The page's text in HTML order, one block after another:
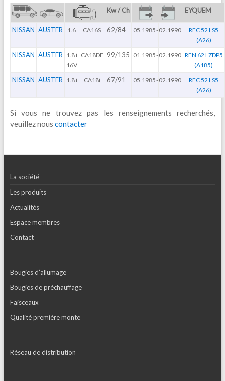
Kw / Ch EYQUEM
NISSAN AUSTER 1.6 CA16S 62/84 05.1985-02.1990
RFC 52 LS5
(A26)
NISSAN AUSTER 1.8 i
16V
CA18DE 99/135 01.1985-02.1990 RFN 62 LZDP5
(A185)
NISSAN AUSTER 1.8 i CA18i 67/91 05.1985-02.1990
RFC 52 LS5
(A26)
Si vous ne trouvez pas les renseignements recherchés,
veuillez nous contacter
La société
Les produits
Actualités
Espace membres
Contact
Bougies d’allumage
Bougies de préchauffage
Faisceaux
Qualité première monte
Réseau de distribution